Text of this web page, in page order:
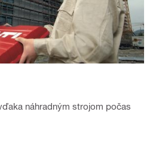
náhradným strojom počas